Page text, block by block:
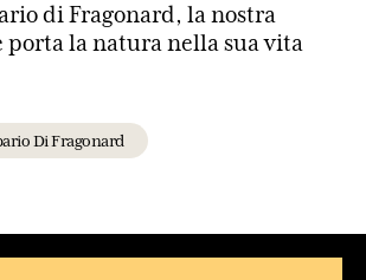
di Fragonard, la nostra
porta la natura nella sua vita
Di Fragonard